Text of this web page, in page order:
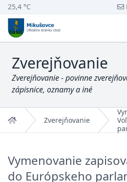
25,4 °C
Zverejňovanie
Zverejňovanie - povinne
zápisnice, oznamy a iné
Domov Zverejňovanie
Vymenovanie
do Európskeho